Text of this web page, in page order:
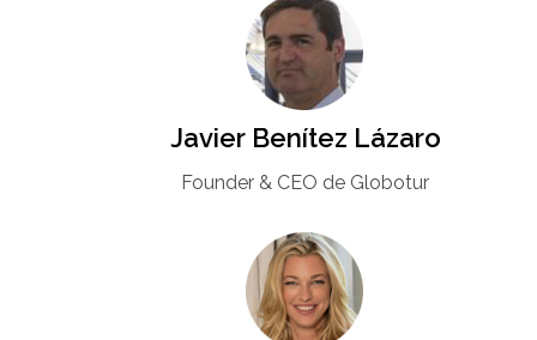
Javier Benítez Lázaro
Founder & CEO de Globotur​